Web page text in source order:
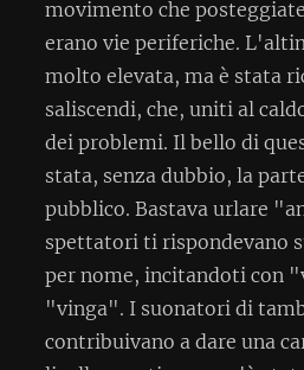
movimento che
erano vie periferiche.
molto elevata, ma è stata
saliscendi, che, uniti al
dei problemi. Il bello di
stata, senza dubbio, la
pubblico. Bastava urlare
spettatori ti rispondevano
per nome, incitandoti con
"vinga". I suonatori di
contribuivano a dare una